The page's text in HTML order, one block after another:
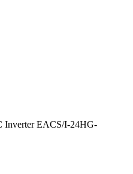
Inverter EACS/I-24HG-